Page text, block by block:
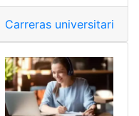
Carreras universitarias